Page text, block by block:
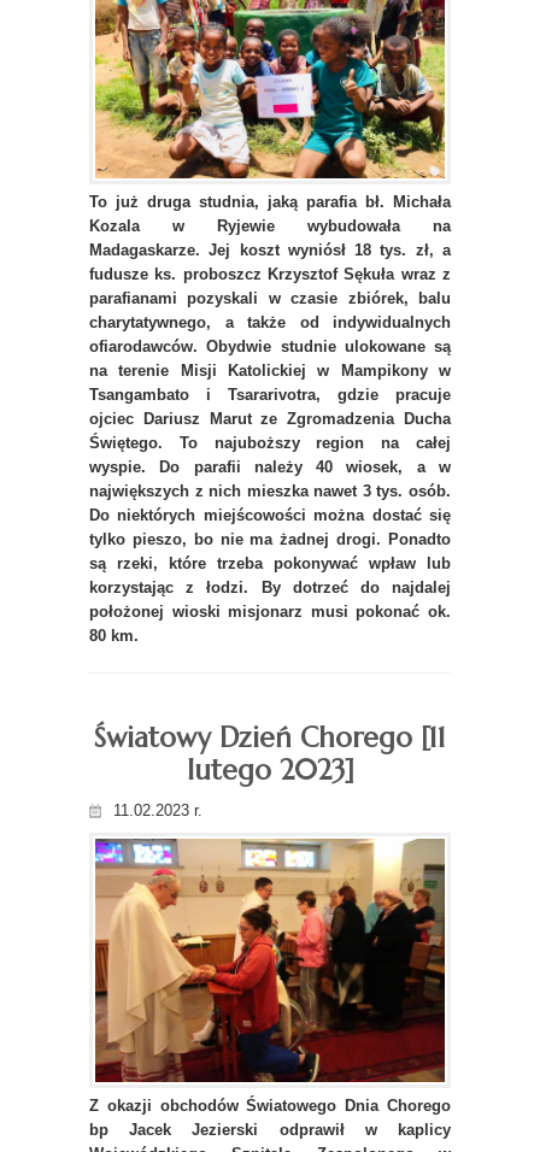
To już druga studnia, jaką parafia bł. Michała
Kozala w Ryjewie wybudowała na
Madagaskarze. Jej koszt wyniósł 18 tys. zł, a
fudusze ks. proboszcz Krzysztof Sękuła wraz z
parafianami pozyskali w czasie zbiórek, balu
charytatywnego, a także od indywidualnych
ofiarodawców. Obydwie studnie ulokowane są
na terenie Misji Katolickiej w Mampikony w
Tsangambato i Tsararivotra, gdzie pracuje
ojciec Dariusz Marut ze Zgromadzenia Ducha
Świętego. To najuboższy region na całej
wyspie. Do parafii należy 40 wiosek, a w
największych z nich mieszka nawet 3 tys. osób.
Do niektórych miejścowości można dostać się
tylko pieszo, bo nie ma żadnej drogi. Ponadto
są rzeki, które trzeba pokonywać wpław lub
korzystając z łodzi. By dotrzeć do najdalej
położonej wioski misjonarz musi pokonać ok.
80 km.
Światowy Dzień Chorego [11
lutego 2023]
11.02.2023 r.
Z okazji obchodów Światowego Dnia Chorego
bp Jacek Jezierski odprawił w kaplicy